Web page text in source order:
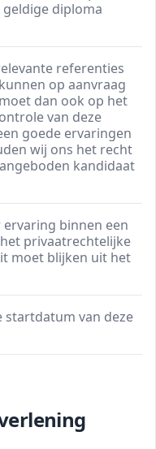
diploma
referenties
op aanvraag
dan ook op het
van deze
goede ervaringen
wij ons het recht
kandidaat
binnen een
privaatrechtelijke
moet blijken uit het
startdatum van deze